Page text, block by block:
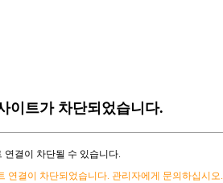
이트가 차단되었습니다.
연결이 차단될 수 있습니다.
연결이 차단되었습니다. 관리자에게 문의하십시오.